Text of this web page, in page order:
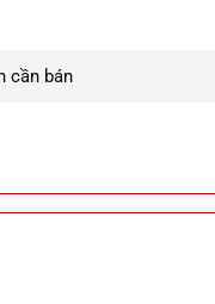
cần bán